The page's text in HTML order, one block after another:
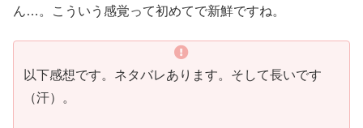
ん…。こういう感覚って初めてで新鮮ですね。
以下感想です。ネタバレあります。そして長いです
（汗）。